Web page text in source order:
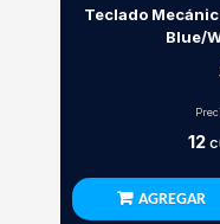
Teclado
Blue/
12
AGREGAR